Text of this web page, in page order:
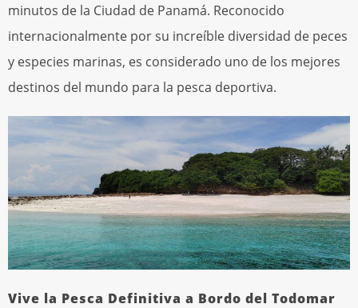
minutos de la Ciudad de Panamá. Reconocido
internacionalmente por su increíble diversidad de peces
y especies marinas, es considerado uno de los mejores
destinos del mundo para la pesca deportiva.
Vive la Pesca Definitiva a Bordo del Todomar